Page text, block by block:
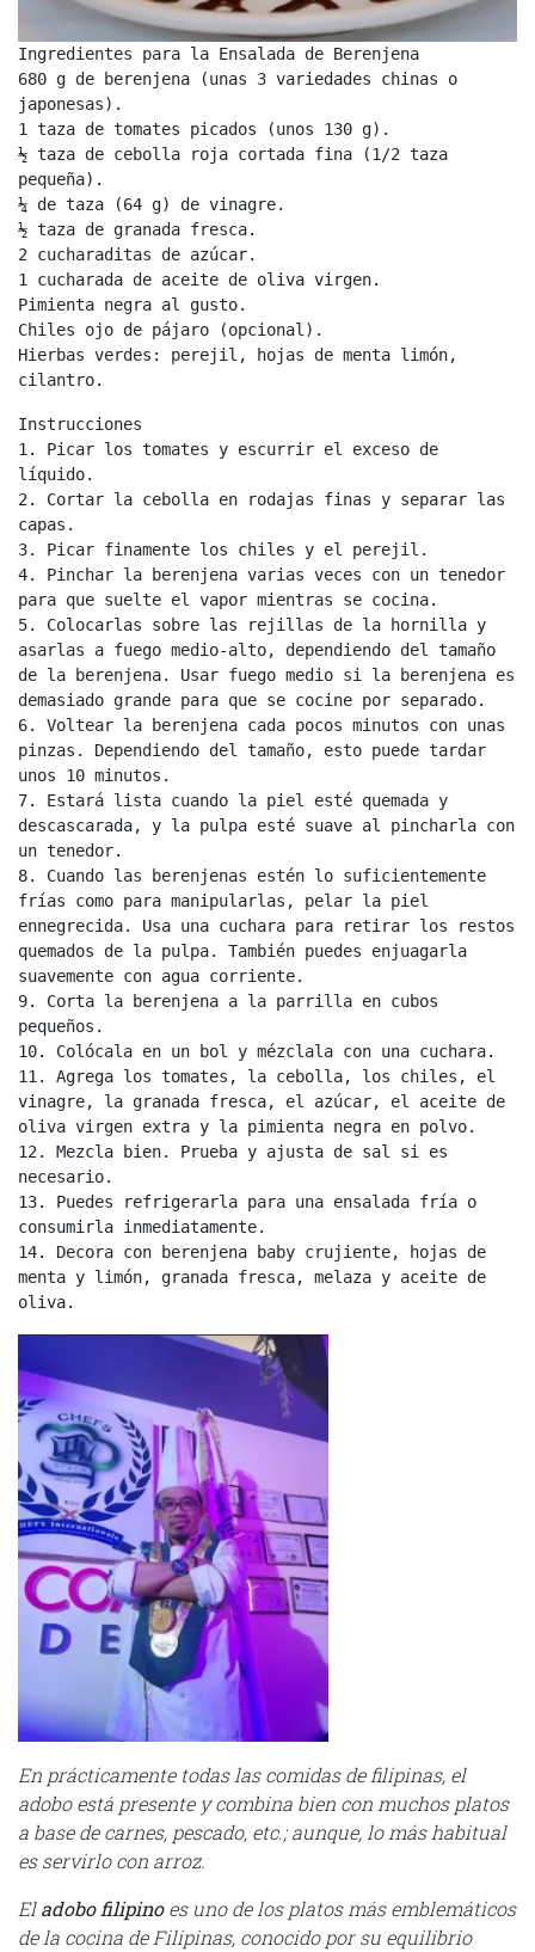
Ingredientes para la Ensalada de Berenjena
680 g de berenjena (unas 3 variedades chinas o
japonesas).
1 taza de tomates picados (unos 130 g).
½ taza de cebolla roja cortada fina (1/2 taza
pequeña).
¼ de taza (64 g) de vinagre.
½ taza de granada fresca.
2 cucharaditas de azúcar.
1 cucharada de aceite de oliva virgen.
Pimienta negra al gusto.
Chiles ojo de pájaro (opcional).
Hierbas verdes: perejil, hojas de menta limón,
cilantro.
Instrucciones
1. Picar los tomates y escurrir el exceso de
líquido.
2. Cortar la cebolla en rodajas finas y separar las
capas.
3. Picar finamente los chiles y el perejil.
4. Pinchar la berenjena varias veces con un tenedor
para que suelte el vapor mientras se cocina.
5. Colocarlas sobre las rejillas de la hornilla y
asarlas a fuego medio-alto, dependiendo del tamaño
de la berenjena. Usar fuego medio si la berenjena es
demasiado grande para que se cocine por separado.
6. Voltear la berenjena cada pocos minutos con unas
pinzas. Dependiendo del tamaño, esto puede tardar
unos 10 minutos.
7. Estará lista cuando la piel esté quemada y
descascarada, y la pulpa esté suave al pincharla con
un tenedor.
8. Cuando las berenjenas estén lo suficientemente
frías como para manipularlas, pelar la piel
ennegrecida. Usa una cuchara para retirar los restos
quemados de la pulpa. También puedes enjuagarla
suavemente con agua corriente.
9. Corta la berenjena a la parrilla en cubos
pequeños.
10. Colócala en un bol y mézclala con una cuchara.
11. Agrega los tomates, la cebolla, los chiles, el
vinagre, la granada fresca, el azúcar, el aceite de
oliva virgen extra y la pimienta negra en polvo.
12. Mezcla bien. Prueba y ajusta de sal si es
necesario.
13. Puedes refrigerarla para una ensalada fría o
consumirla inmediatamente.
14. Decora con berenjena baby crujiente, hojas de
menta y limón, granada fresca, melaza y aceite de
oliva.
En prácticamente todas las comidas de filipinas, el
adobo está presente y combina bien con muchos platos
a base de carnes, pescado, etc.; aunque, lo más habitual
es servirlo con arroz.
Eladobo filipinoes uno de los platos más emblemáticos
de la cocina de Filipinas, conocido por su equilibrio